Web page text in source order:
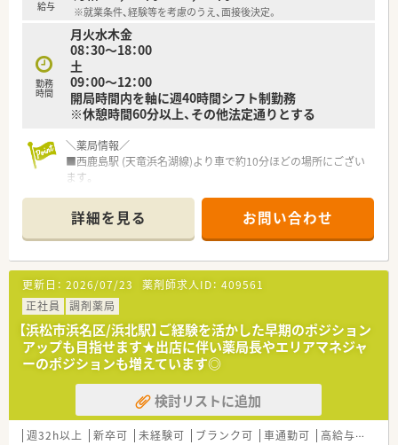
≪こんな薬局です≫
・総合科目を応需しているのでスキルアップが望める環境です。
・処方箋枚数は平均40～50枚/日です。
・調剤薬局経験者30歳で年収510～550万円可能！（固定残業代と
して20時間含む、ただし実際の残業は全社10時間平均）
給与 ※就業条件、経験等を考慮のうえ、面接後決定。
勤務
時間
月火水木金
08：30～18：00
土
09：00～12：00
開局時間内を軸に週40時間シフト制勤務
※休憩時間60分以上、その他法定通りとする
＼薬局情報／
■西鹿島駅 (天竜浜名湖線)より車で約10分ほどの場所にござい
ます。
■一日の応需枚数は60枚/日程度です。
■ベテランの薬剤師が活躍する店舗です。
＼おすすめポイント／
■Ｕターン・Ｉターン希望の方、必見！基本的に異動がないため、
地元で長く勤務を続けたい方へオススメです。
■「ＭＲの経験しかない」「ずっと研究職をやってきた」という方
もお気軽にご相談下さい。
＼会社情報／
■静岡～関東に店舗展開している薬局です。
■赴任費支給、住宅手配もご相談OK！静岡県外の方もご相談下さ
■経営が安定している企業です。
■家族手当、住宅手当、時間外手当(100％)等の各種手当や福利厚
詳細を見る お問い合わせ
更新日： 2026/07/23 薬剤師求人ID： 409561
正社員
調剤薬局
【浜松市浜名区/浜北駅】ご経験を活かした早期のポジション
アップも目指せます★出店に伴い薬局長やエリアマネジャ
ーのポジションも増えています◎
検討リストに追加
週32h以上 新卒可 未経験可 ブランク可 車通勤可 高給与(600万円以上)